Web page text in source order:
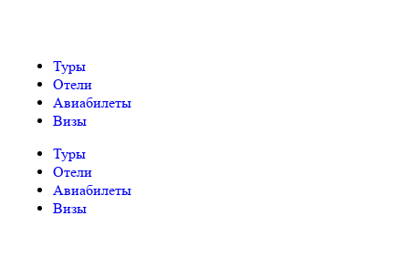
Туры
Отели
Авиабилеты
Визы
Туры
Отели
Авиабилеты
Визы